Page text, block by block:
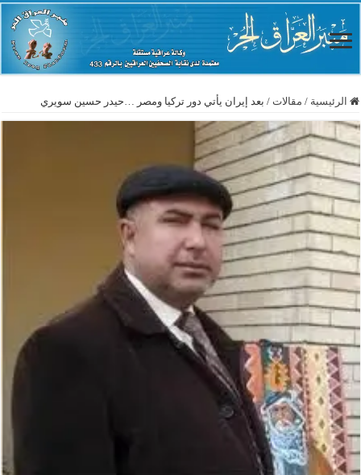
الرئيسية / مقالات / بعد إيران يأتي دور تركيا ومصر …حيدر حسين سويري